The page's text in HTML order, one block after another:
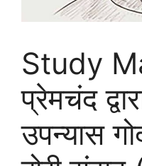
Study
प्रेमचंद
उपन्यास